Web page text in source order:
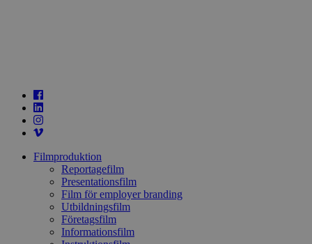
Filmproduktion
Reportagefilm
Presentationsfilm
Film för employer branding
Utbildningsfilm
Företagsfilm
Informationsfilm